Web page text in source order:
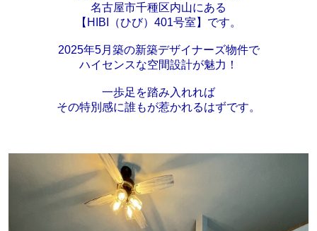
名古屋市千種区内山にある
【HIBI（ひび）401号室】です。
2025年5月築の新築デザイナーズ物件で
ハイセンスな空間設計が魅力！
一歩足を踏み入れれば
その特別感に誰もが惹かれるはずです。